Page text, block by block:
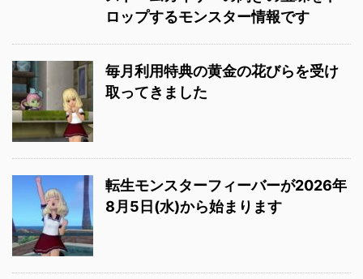
ロップするモンスター情報です
毎月利用特典の黄金の花びらを受け
取ってきました
転生モンスターフィーバーが2026年
8月5日(水)から始まります